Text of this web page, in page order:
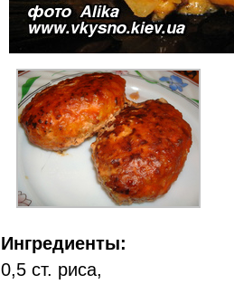
Ингредиенты:
0,5 ст. риса,